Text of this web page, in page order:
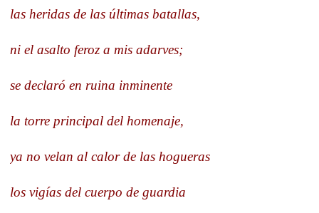
las heridas de las últimas batallas,
ni el asalto feroz a mis adarves;
se declaró en ruina inminente
la torre principal del homenaje,
ya no velan al calor de las hogueras
los vigías del cuerpo de guardia